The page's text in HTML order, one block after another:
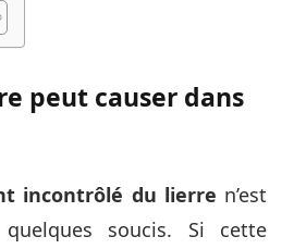
peut causer dans
incontrôlé du lierre n’est
soucis. Si cette